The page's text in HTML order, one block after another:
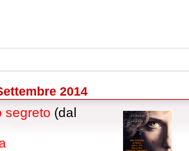
2014
segreto (dal